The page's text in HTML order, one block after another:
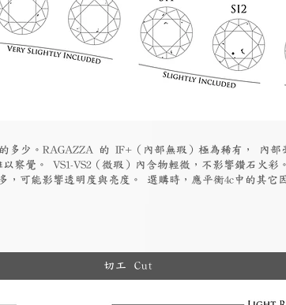
多少。RAGAZZA 的 IF+（內部無瑕）極為稀有， 內部
察覺。 VS1-VS2（微瑕）內含物輕微，不影響鑽石火彩
，可能影響透明度與亮度。 選購時，應平衡4c中的其它
切工 Cut